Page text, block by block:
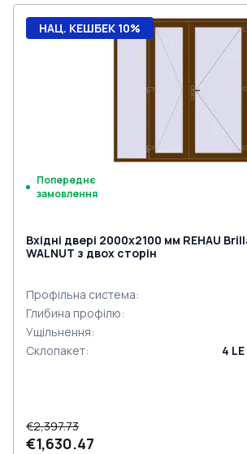
НАЦ. КЕШБЕК 10%
Попереднє
замовлення
Вхідні двері 2000x2100 мм REHAU
WALNUT з двох сторін
Профільна система:
Глибина профілю:
Ущільнення:
Склопакет: 4
€2,397.73
€1,630.47